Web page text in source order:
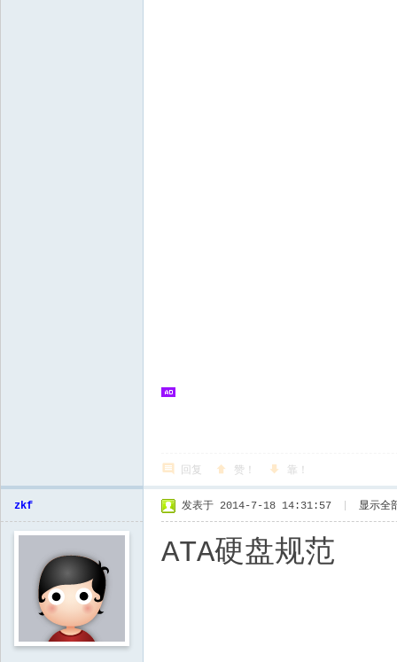
回复 赞！ 靠！
zkf 发表于 2014-7-18 14:31:57 显示全
ATA硬盘规范